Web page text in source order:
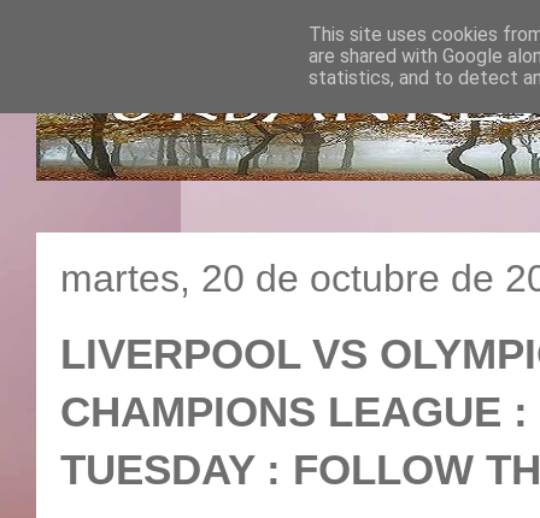
martes, 20 de octubre de
LIVERPOOL VS
CHAMPIONS LEAGUE
TUESDAY : FOLLOW
This site uses cookies
are shared with Google
statistics, and to detect